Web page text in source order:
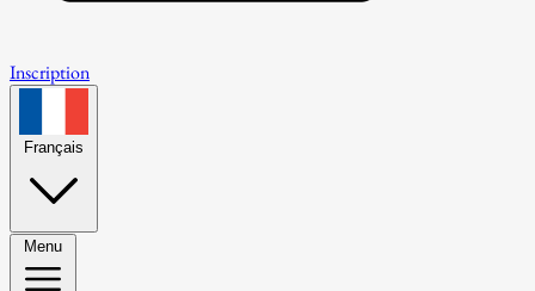
Inscription
Français
Menu